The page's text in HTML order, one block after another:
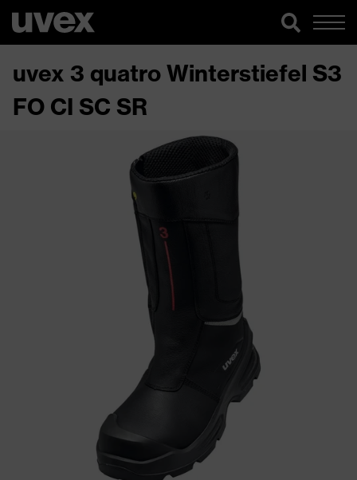
uvex 3 quatro Winterstiefel S3
FO CI SC SR